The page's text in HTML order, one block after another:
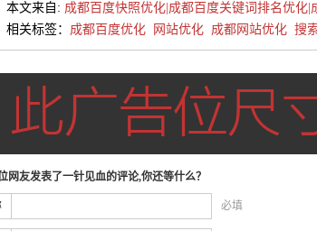
本文来自: 成都百度快照优化|成都百度关键词排名优化|
相关标签： 成都百度优化 网站优化 成都网站优化 搜
网友发表了一针见血的评论,你还等什么？
必填